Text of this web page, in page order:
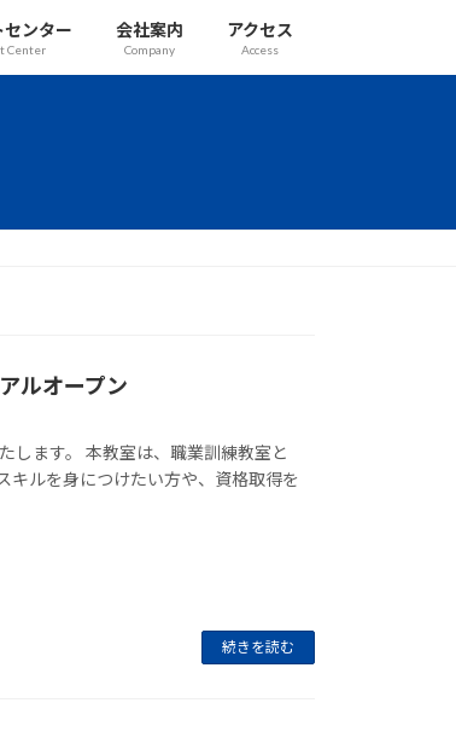
センター
Center
会社案内
Company
アクセス
Access
ルオープン
します。 本教室は、職業訓練教室と
キルを身につけたい方や、資格取得を
続きを読む